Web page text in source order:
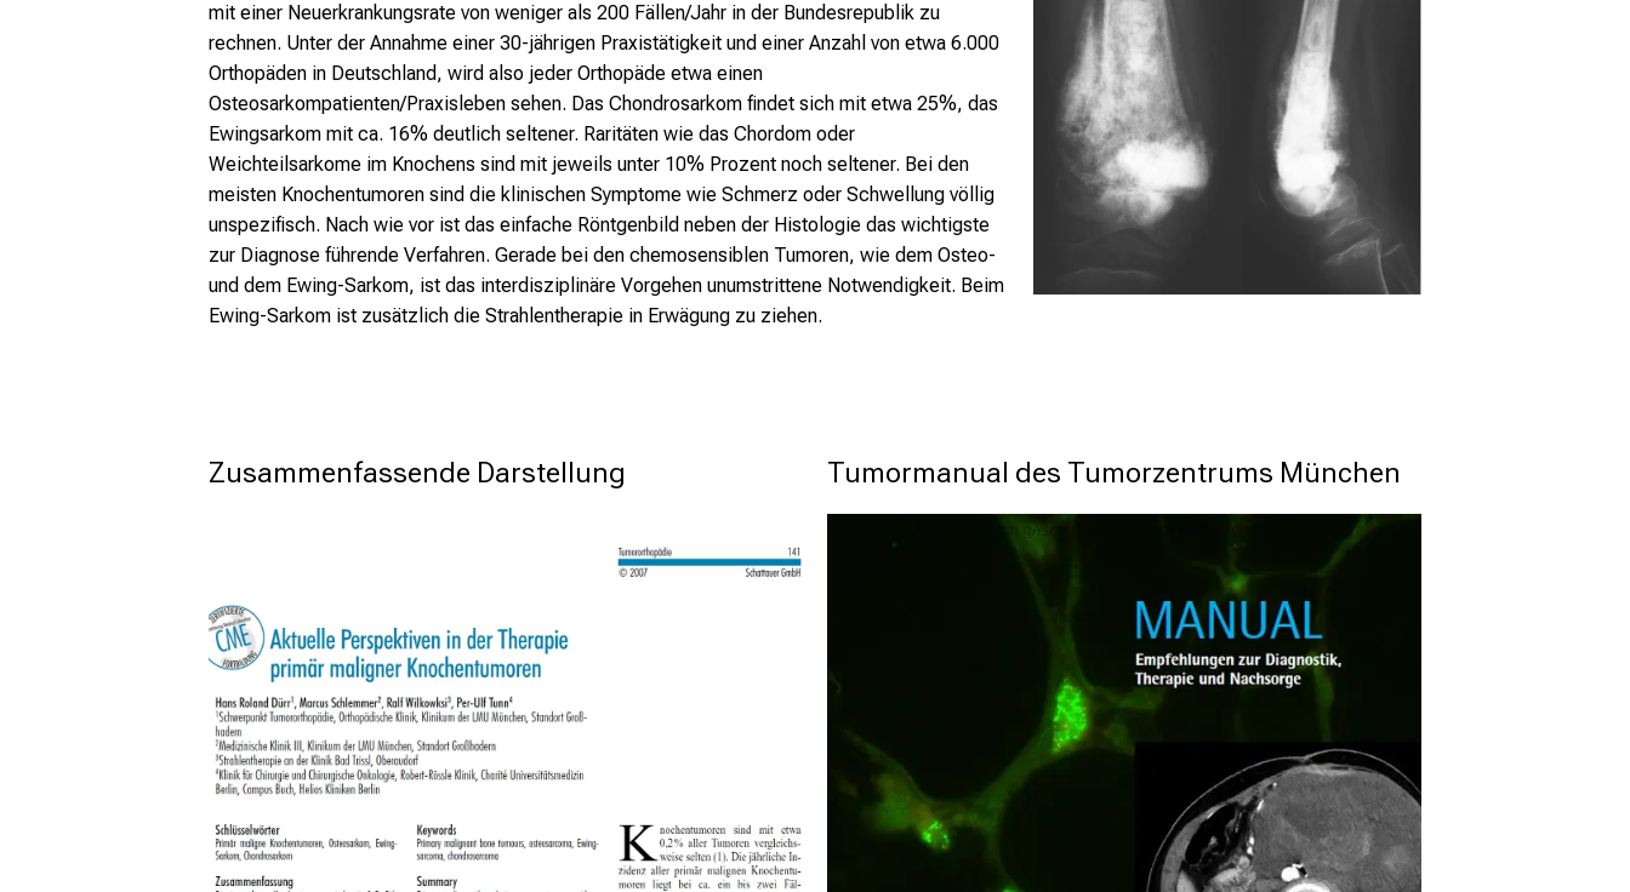
mit einer Neuerkrankungsrate von weniger als 200 Fällen/Jahr in der Bundesrepublik zu
rechnen. Unter der Annahme einer 30-jährigen Praxistätigkeit und einer Anzahl von etwa 6.000
Orthopäden in Deutschland, wird also jeder Orthopäde etwa einen
Osteosarkompatienten/Praxisleben sehen. Das Chondrosarkom findet sich mit etwa 25%, das
Ewingsarkom mit ca. 16% deutlich seltener. Raritäten wie das Chordom oder
Weichteilsarkome im Knochens sind mit jeweils unter 10% Prozent noch seltener. Bei den
meisten Knochentumoren sind die klinischen Symptome wie Schmerz oder Schwellung völlig
unspezifisch. Nach wie vor ist das einfache Röntgenbild neben der Histologie das wichtigste
zur Diagnose führende Verfahren. Gerade bei den chemosensiblen Tumoren, wie dem Osteo-
und dem Ewing-Sarkom, ist das interdisziplinäre Vorgehen unumstrittene Notwendigkeit. Beim
Ewing-Sarkom ist zusätzlich die Strahlentherapie in Erwägung zu ziehen.
Zusammenfassende Darstellung Tumormanual des Tumorzentrums München